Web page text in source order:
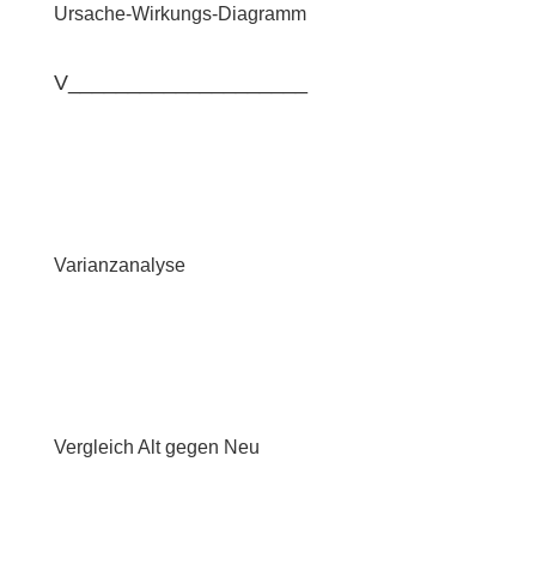
Ursache-Wirkungs-Diagramm
V____________________
Varianzanalyse
Vergleich Alt gegen Neu